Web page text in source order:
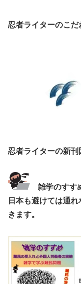
忍者ライターのこ
忍者ライターの新刊
雑学のすす
日本も避けては通
きます。